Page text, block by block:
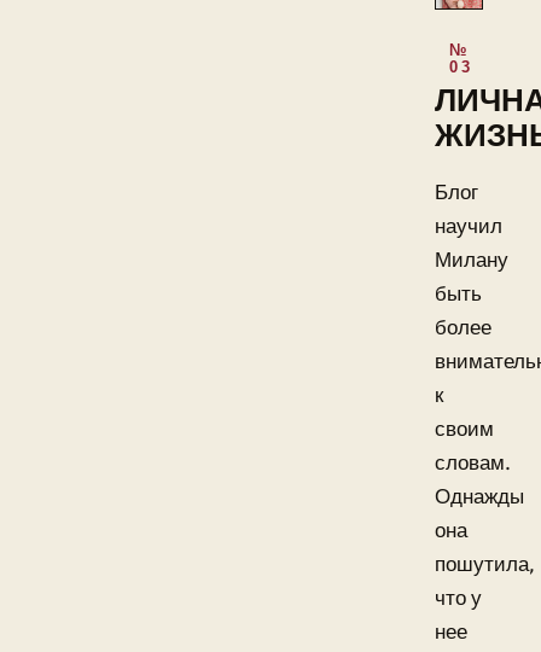
Блог
научил
Милану
быть
более
к
своим
словам.
Однажды
она
пошутила,
что у
нее